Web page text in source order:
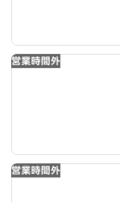
営業時間外
営業時間外